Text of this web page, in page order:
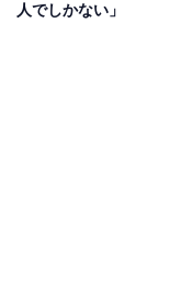
人でしかない」